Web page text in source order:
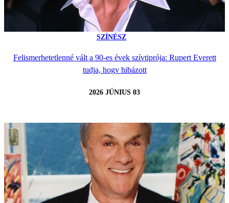
SZÍNÉSZ
Felismerhetetlenné vált a 90-es évek szívtiprója: Rupert Everett
tudja, hogy hibázott
2026 JÚNIUS 03